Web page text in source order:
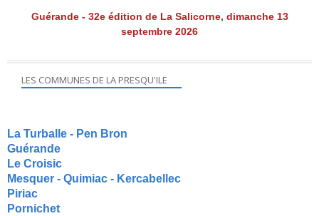
Guérande - 32e édition de La Salicorne, dimanche 13
septembre 2026
LES COMMUNES DE LA PRESQU'ILE
La Turballe - Pen Bron
Guérande
Le Croisic
Mesquer - Quimiac - Kercabellec
Piriac
Pornichet